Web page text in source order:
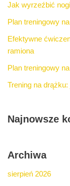
Jak wyrzeźbić
Plan treningowy
Efektywne
ramiona
Plan treningowy
Trening na
Najnowsze
Archiwa
sierpień 2026